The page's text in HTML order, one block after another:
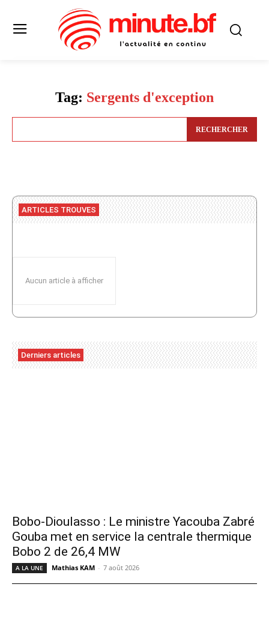
Tag: Sergents d'exception
RECHERCHER
ARTICLES TROUVES
Aucun article à afficher
Derniers articles
Bobo-Dioulasso : Le ministre Yacouba Zabré
Gouba met en service la centrale thermique
Bobo 2 de 26,4 MW
A LA UNE Mathias KAM - 7 août 2026